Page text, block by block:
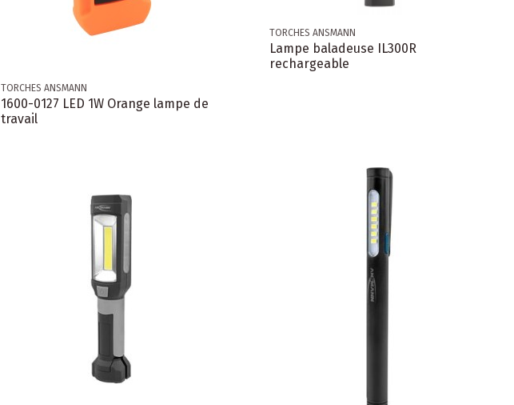
TORCHES ANSMANN
1600-0127 LED 1W Orange lampe de
travail
TORCHES ANSMANN
Lampe baladeuse IL300R
rechargeable